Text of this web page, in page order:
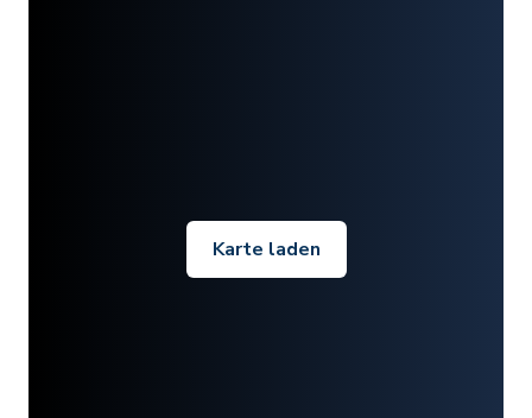
Karte laden